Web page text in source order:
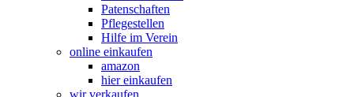
Patenschaften
Pflegestellen
Hilfe im Verein
online einkaufen
amazon
hier einkaufen